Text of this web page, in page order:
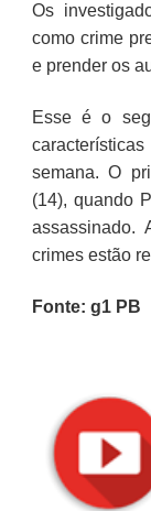
Os
como crime
e prender os
Esse é o
semana. O
(14), quando
crimes estão
Fonte: g1 PB